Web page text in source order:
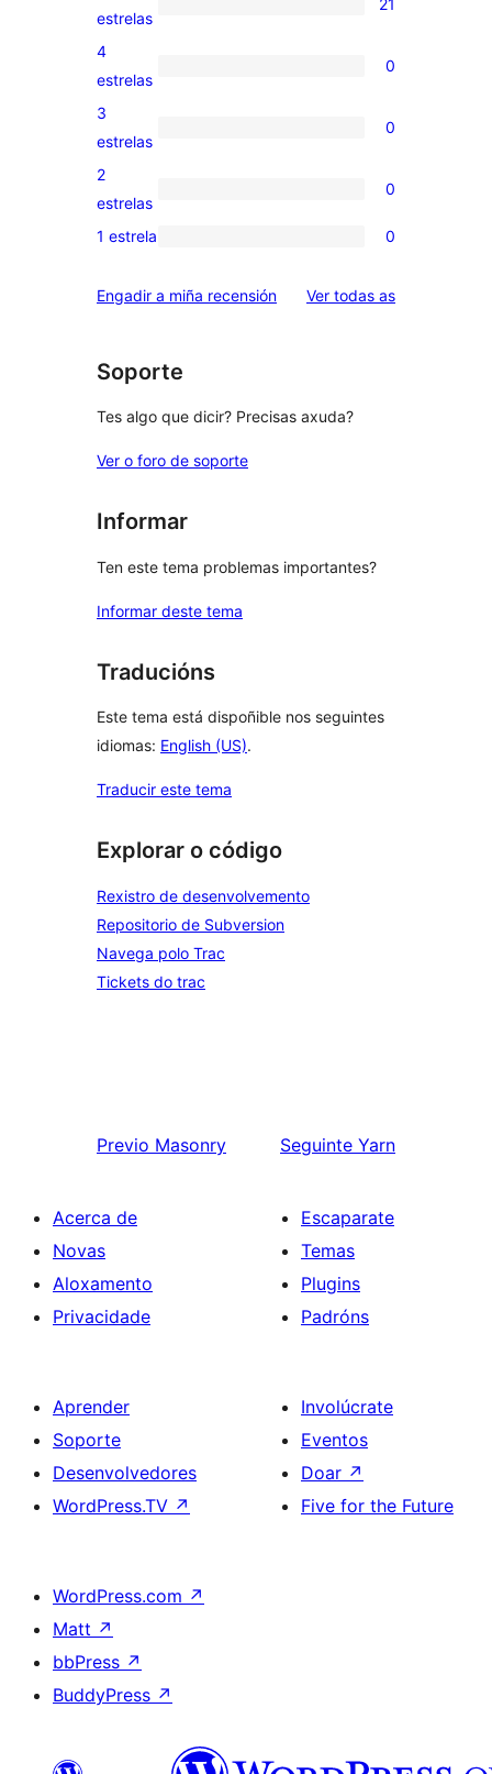
21
valoracións
de
estrelas
0
valoracións
de
4
estrelas
0
0
valoracións
de
3
estrelas
0
0
valoracións
2
2
estrelas
0
0
de
estrelas
1 estrela 0
Engadir a miña recensión Ver todas asvaloracións
Soporte
Tes algo que dicir? Precisas axuda?
Ver o foro de soporte
Informar
Ten este tema problemas importantes?
Informar deste tema
Traducións
Este tema está dispoñible nos seguintes
idiomas: English (US).
Traducir este tema
Explorar o código
Rexistro de desenvolvemento
Repositorio de Subversion
Navega polo Trac
Tickets do trac
Previo Masonry Seguinte Yarn
Acerca de
Novas
Aloxamento
Privacidade
Escaparate
Temas
Plugins
Padróns
Aprender
Soporte
Desenvolvedores
WordPress.TV ↗
Involúcrate
Eventos
Doar ↗
Five for the Future
WordPress.com ↗
Matt ↗
bbPress ↗
BuddyPress ↗